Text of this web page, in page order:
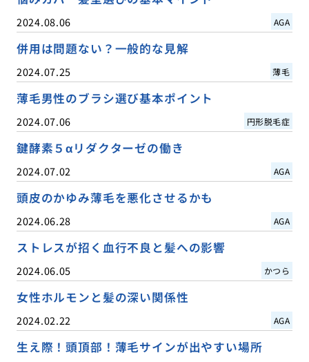
2024.08.06 AGA
併用は問題ない？一般的な見解
2024.07.25 薄毛
薄毛男性のブラシ選び基本ポイント
2024.07.06 円形脱毛症
鍵酵素５αリダクターゼの働き
2024.07.02 AGA
頭皮のかゆみ薄毛を悪化させるかも
2024.06.28 AGA
ストレスが招く血行不良と髪への影響
2024.06.05 かつら
女性ホルモンと髪の深い関係性
2024.02.22 AGA
生え際！頭頂部！薄毛サインが出やすい場所